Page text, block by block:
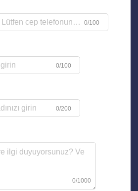
0/100
0/100
0/200
0/1000